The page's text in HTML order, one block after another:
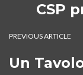
CSP
PREVIOUS ARTICLE
Un